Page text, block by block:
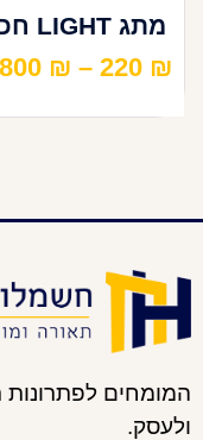
מתג LIGHT חכם לבן 3 מקום
220 ₪
–
800 ₪
המומחים
ולעסק.